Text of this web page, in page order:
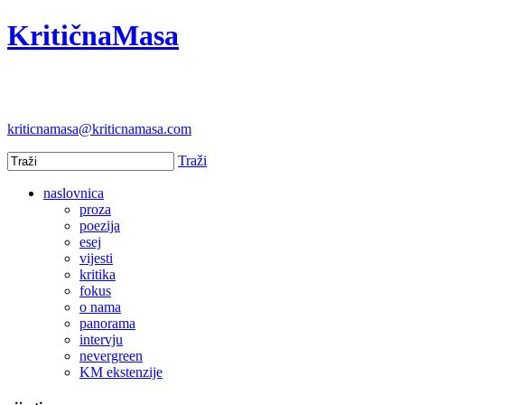
KritičnaMasa
kriticnamasa@kriticnamasa.com
Traži
naslovnica
proza
poezija
esej
vijesti
kritika
fokus
o nama
panorama
intervju
nevergreen
KM ekstenzije